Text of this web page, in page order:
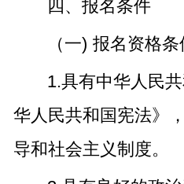
四、报名条件
（一) 报名资格条
1.具有中华人民
华人民共和国宪法》
导和社会主义制度。